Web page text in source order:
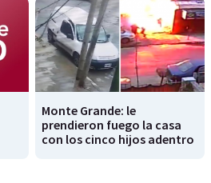
Monte Grande: le
prendieron fuego la casa
con los cinco hijos adentro